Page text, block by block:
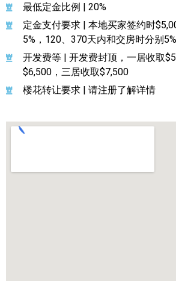
最低定金比例 | 20%
定金支付要求 | 本地买家签约时
5%，120、370天内和交房时分别5%
开发费等 | 开发费封顶，一居收取
$6,500，三居收取$7,500
楼花转让要求 | 请注册了解详情